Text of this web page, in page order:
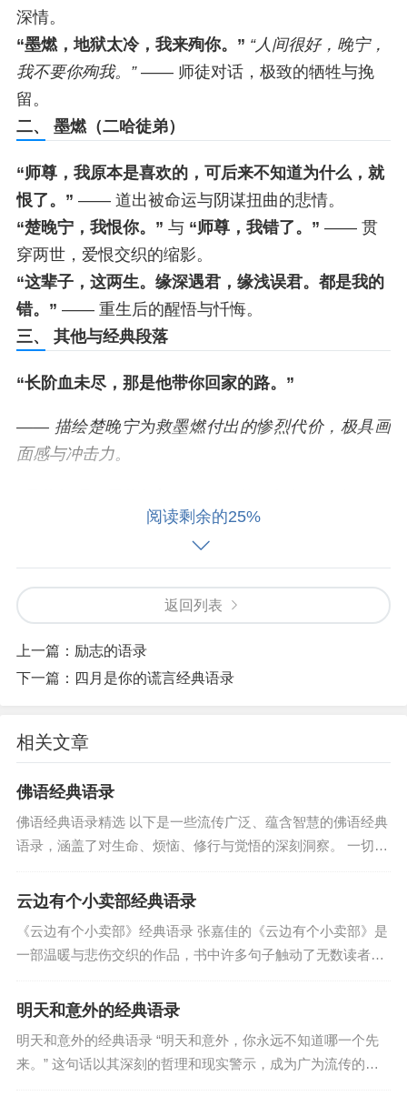
深情。
“墨燃，地狱太冷，我来殉你。” “人间很好，晚宁，
我不要你殉我。”—— 师徒对话，极致的牺牲与挽
留。
二、 墨燃（二哈徒弟）
“师尊，我原本是喜欢的，可后来不知道为什么，就
恨了。” —— 道出被命运与阴谋扭曲的悲情。
“楚晚宁，我恨你。” 与 “师尊，我错了。” —— 贯
穿两世，爱恨交织的缩影。
“这辈子，这两生。缘深遇君，缘浅误君。都是我的
错。” —— 重生后的醒悟与忏悔。
三、 其他与经典段落
“长阶血未尽，那是他带你回家的路。”
—— 描绘楚晚宁为救墨燃付出的惨烈代价，极具画
面感与冲击力。
—— 楚晚宁恪守的道义准
四、 主题感悟
这些语录不仅文笔优美，更深刻揭示了小说的核心
主题：救赎、原谅、误解与深情
容。
（注：语录根据小说原文及读者流传整理，具体出
处可能因版本略有差异。）
标签: 二哈和他的白猫师尊语录
阅读剩余的25%
返回列表
上一篇： 励志的语录
下一篇： 四月是你的谎言经典语录
相关文章
佛语经典语录
佛语经典语录精选 以下是一些流传广泛、蕴含智慧的佛语经典
语录，涵盖了对生命、烦恼、修行与觉悟的深刻洞察。 一切有
云边有个小卖部经典语录
《云边有个小卖部》经典语录 张嘉佳的《云边有个小卖部》是
一部温暖与悲伤交织的作品，书中许多句子触动了无数读者。
关于故乡与亲情...
明天和意外的经典语录
明天和意外的经典语录 “明天和意外，你永远不知道哪一个先
来。” 这句话以其深刻的哲理和现实警示，成为广为流传的经